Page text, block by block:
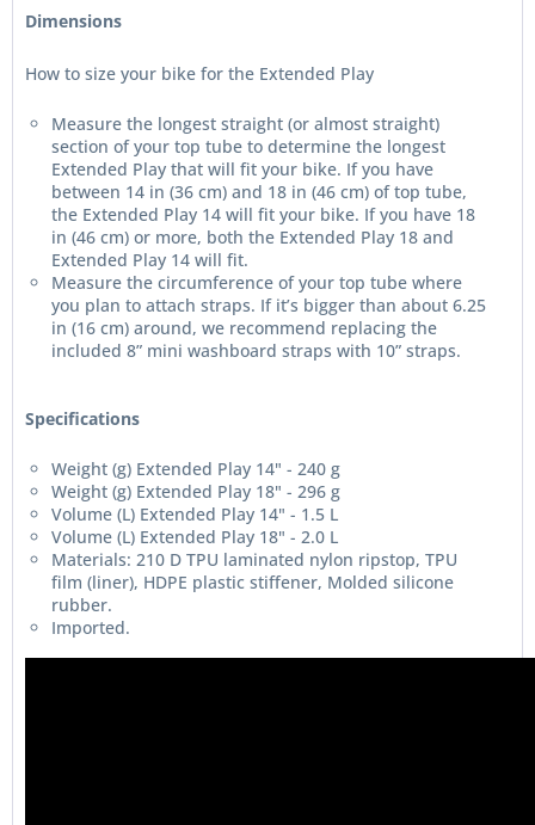
Dimensions
How to size your bike for the Extended Play
Measure the longest straight (or almost straight)
section of your top tube to determine the longest
Extended Play that will fit your bike. If you have
between 14 in (36 cm) and 18 in (46 cm) of top tube,
the Extended Play 14 will fit your bike. If you have 18
in (46 cm) or more, both the Extended Play 18 and
Extended Play 14 will fit.
Measure the circumference of your top tube where
you plan to attach straps. If it’s bigger than about 6.25
in (16 cm) around, we recommend replacing the
included 8” mini washboard straps with 10” straps.
Specifications
Weight (g) Extended Play 14" - 240 g
Weight (g) Extended Play 18" - 296 g
Volume (L) Extended Play 14" - 1.5 L
Volume (L) Extended Play 18" - 2.0 L
Materials: 210 D TPU laminated nylon ripstop, TPU
film (liner), HDPE plastic stiffener, Molded silicone
rubber.
Imported.